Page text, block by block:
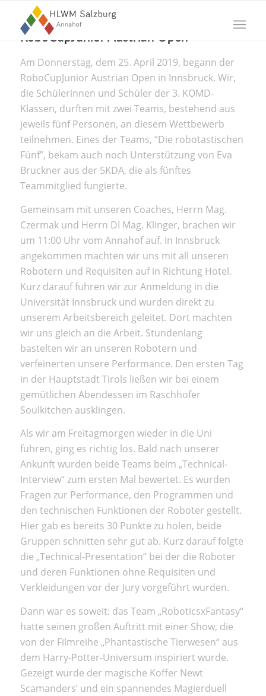
RoboCupJunior Austrian Open
Am Donnerstag, dem 25. April 2019, begann der
RoboCupJunior Austrian Open in Innsbruck. Wir,
die Schülerinnen und Schüler der 3. KOMD-
Klassen, durften mit zwei Teams, bestehend aus
jeweils fünf Personen, an diesem Wettbewerb
teilnehmen. Eines der Teams, “Die robotastischen
Fünf”, bekam auch noch Unterstützung von Eva
Bruckner aus der 5KDA, die als fünftes
Teammitglied fungierte.
Gemeinsam mit unseren Coaches, Herrn Mag.
Czermak und Herrn DI Mag. Klinger, brachen wir
um 11:00 Uhr vom Annahof auf. In Innsbruck
angekommen machten wir uns mit all unseren
Robotern und Requisiten auf in Richtung Hotel.
Kurz darauf fuhren wir zur Anmeldung in die
Universität Innsbruck und wurden direkt zu
unserem Arbeitsbereich geleitet. Dort machten
wir uns gleich an die Arbeit. Stundenlang
bastelten wir an unseren Robotern und
verfeinerten unsere Performance. Den ersten Tag
in der Hauptstadt Tirols ließen wir bei einem
gemütlichen Abendessen im Raschhofer
Soulkitchen ausklingen.
Als wir am Freitagmorgen wieder in die Uni
fuhren, ging es richtig los. Bald nach unserer
Ankunft wurden beide Teams beim „Technical-
Interview“ zum ersten Mal bewertet. Es wurden
Fragen zur Performance, den Programmen und
den technischen Funktionen der Roboter gestellt.
Hier gab es bereits 30 Punkte zu holen, beide
Gruppen schnitten sehr gut ab. Kurz darauf folgte
die „Technical-Presentation“ bei der die Roboter
und deren Funktionen ohne Requisiten und
Verkleidungen vor der Jury vorgeführt wurden.
Dann war es soweit: das Team „RoboticsxFantasy“
hatte seinen großen Auftritt mit einer Show, die
von der Filmreihe „Phantastische Tierwesen“ aus
dem Harry-Potter-Universum inspiriert wurde.
Gezeigt wurde der magische Koffer Newt
Scamanders‘ und ein spannendes Magierduell